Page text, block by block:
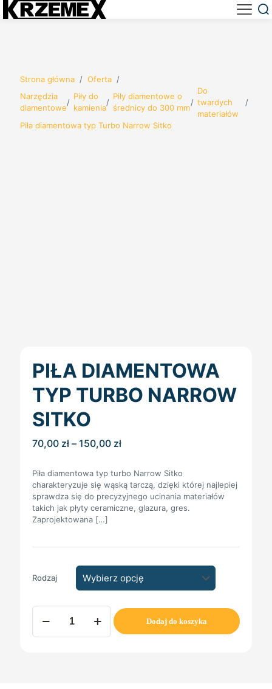
Strona główna / Oferta /
Narzędzia
diamentowe
/
Piły do
kamienia
/
Piły diamentowe o
średnicy do 300 mm
/
Do
twardych
materiałów
/
Piła diamentowa typ Turbo Narrow Sitko
PIŁA DIAMENTOWA
TYP TURBO NARROW
SITKO
70,00 zł – 150,00 złZakres
70,00 zł
do
150,00 zł
Piła diamentowa typ turbo Narrow Sitko
charakteryzuje się wąską tarczą, dzięki której najlepiej
sprawdza się do precyzyjnego ucinania materiałów
takich jak płyty ceramiczne, glazura, gres.
Zaprojektowana […]
Rodzaj
ilość
Piła
diamentowa
Dodaj do koszyka